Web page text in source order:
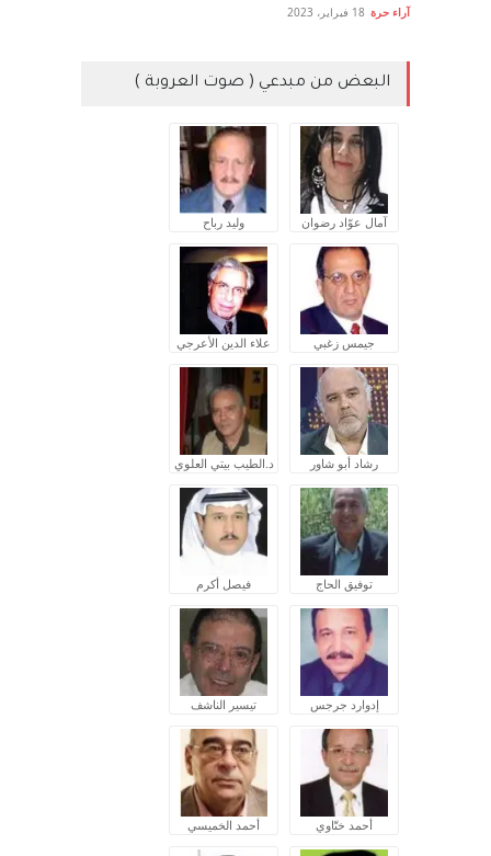
آراء حرة 18 فبراير، 2023
البعض من مبدعي ( صوت العروبة )
آمال عوّاد رضوان وليد رباح
جيمس زغبي علاء الدين الأعرجي
رشاد أبو شاور د.الطيب بيتي العلوي
توفيق الحاج فيصل أكرم
إدوارد جرجس تيسير الناشف
أحمد ختّاوي أحمد الخميسي